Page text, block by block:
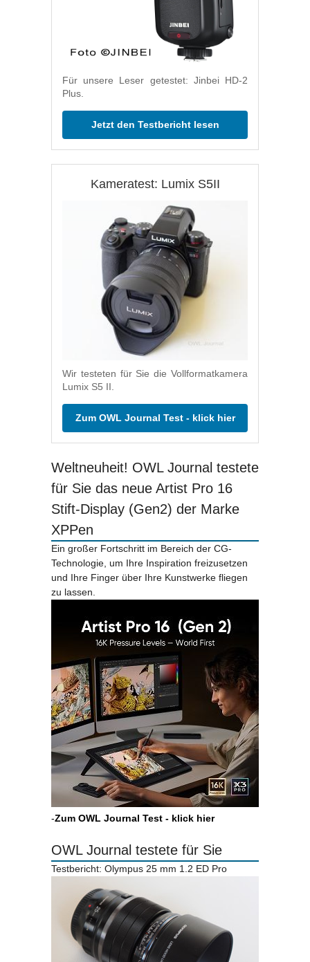
Für unsere Leser getestet: Jinbei HD-2
Plus.
Jetzt den Testbericht lesen
Kameratest: Lumix S5II
Wir testeten für Sie die Vollformatkamera
Lumix S5 II.
Zum OWL Journal Test - klick hier
Weltneuheit! OWL Journal testete
für Sie das neue Artist Pro 16
Stift-Display (Gen2) der Marke
XPPen
Ein großer Fortschritt im Bereich der CG-
Technologie, um Ihre Inspiration freizusetzen
und Ihre Finger über Ihre Kunstwerke fliegen
zu lassen.
-Zum OWL Journal Test - klick hier
OWL Journal testete für Sie
Testbericht: Olympus 25 mm 1.2 ED Pro